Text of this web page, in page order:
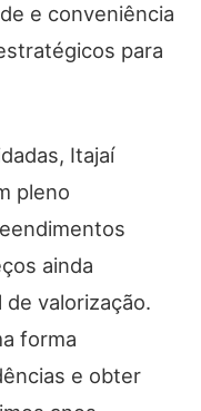
e conveniência
para
Itajaí
pleno
ainda
valorização.
forma
e obter